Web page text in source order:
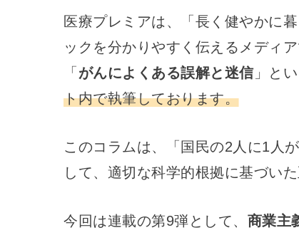
医療プレミアは、「長く健やかに
ックを分かりやすく伝えるメディ
「 がんによくある誤解と迷信」とい
ト内で執筆しております。
このコラムは、「国民の2人に1人
して、適切な科学的根拠に基づい
今回は連載の第9弾として、 商業主